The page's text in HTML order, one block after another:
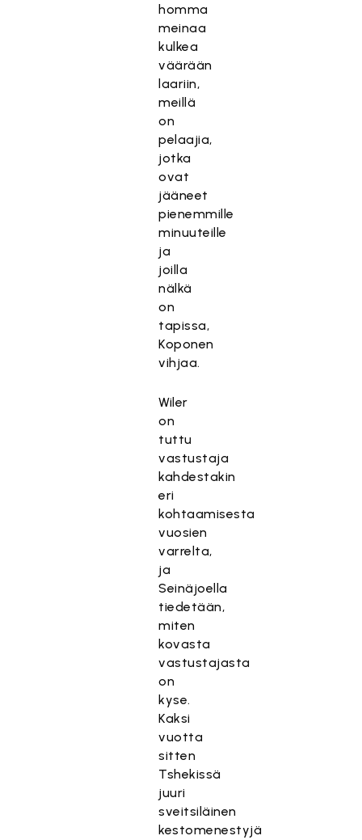
homma
meinaa
kulkea
väärään
laariin,
meillä
on
pelaajia,
jotka
ovat
jääneet
pienemmille
minuuteille
ja
joilla
nälkä
on
tapissa,
Koponen
vihjaa.
Wiler
on
tuttu
vastustaja
kahdestakin
eri
kohtaamisesta
vuosien
varrelta,
ja
Seinäjoella
tiedetään,
miten
kovasta
vastustajasta
on
kyse.
Kaksi
vuotta
sitten
Tshekissä
juuri
sveitsiläinen
kestomenestyjä